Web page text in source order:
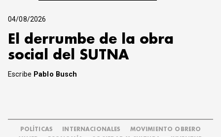
04/08/2026
El derrumbe de la obra
social del SUTNA
Escribe Pablo Busch
POLÍTICAS INTERNACIONALES
MOVIMIENTO OBRERO